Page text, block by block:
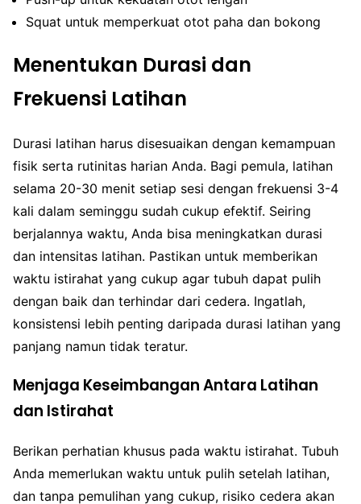
Squat untuk memperkuat otot paha dan bokong
Menentukan Durasi dan
Frekuensi Latihan
Durasi latihan harus disesuaikan dengan kemampuan
fisik serta rutinitas harian Anda. Bagi pemula, latihan
selama 20-30 menit setiap sesi dengan frekuensi 3-4
kali dalam seminggu sudah cukup efektif. Seiring
berjalannya waktu, Anda bisa meningkatkan durasi
dan intensitas latihan. Pastikan untuk memberikan
waktu istirahat yang cukup agar tubuh dapat pulih
dengan baik dan terhindar dari cedera. Ingatlah,
konsistensi lebih penting daripada durasi latihan yang
panjang namun tidak teratur.
Menjaga Keseimbangan Antara Latihan
dan Istirahat
Berikan perhatian khusus pada waktu istirahat. Tubuh
Anda memerlukan waktu untuk pulih setelah latihan,
dan tanpa pemulihan yang cukup, risiko cedera akan